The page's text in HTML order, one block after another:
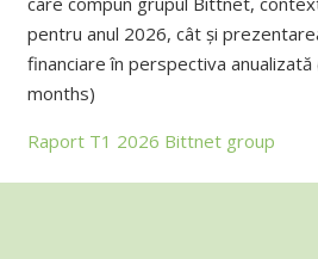
pentru anul 2026, cât și
financiare în perspectiva
months)
Raport T1 2026 Bittnet group